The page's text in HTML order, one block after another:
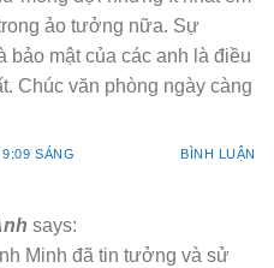
ảo tưởng nữa. Sự
bảo mật của các anh là điều
Chúc văn phòng ngày càng
SÁNG BÌNH LUẬN
says:
Minh đã tin tưởng và sử